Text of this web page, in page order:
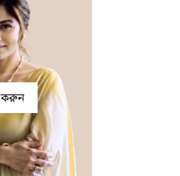
করুন